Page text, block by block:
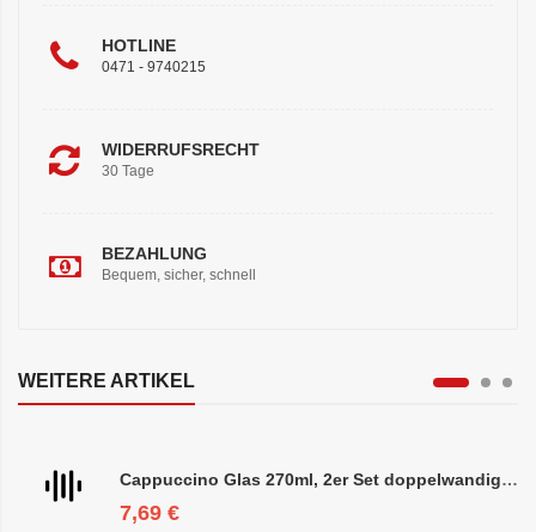
HOTLINE
0471 - 9740215
WIDERRUFSRECHT
30 Tage
BEZAHLUNG
Bequem, sicher, schnell
WEITERE ARTIKEL
Cappuccino Glas 270ml, 2er Set doppelwandig, ca. 8,5 x 10cm
7,69 €